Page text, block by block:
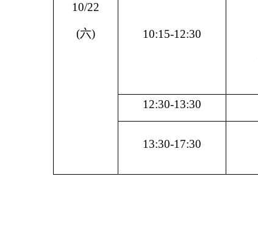
10/22
(六) 10:15-12:30
12:30-13:30
13:30-17:30